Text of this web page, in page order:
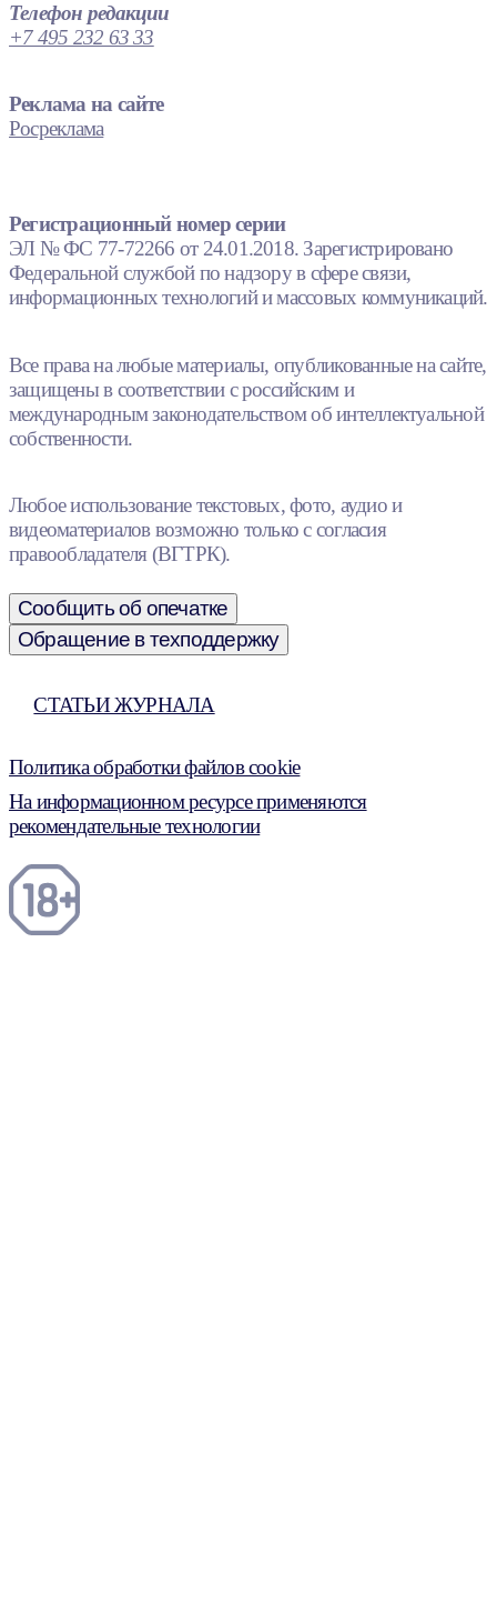
Телефон редакции
+7 495 232 63 33
Реклама на сайте
Росреклама
Регистрационный номер серии
ЭЛ № ФС 77-72266 от 24.01.2018. Зарегистрировано
Федеральной службой по надзору в сфере связи,
информационных технологий и массовых коммуникаций.
Все права на любые материалы, опубликованные на сайте,
защищены в соответствии с российским и
международным законодательством об интеллектуальной
собственности.
Любое использование текстовых, фото, аудио и
видеоматериалов возможно только с согласия
правообладателя (ВГТРК).
Сообщить об опечатке
Обращение в техподдержку
СТАТЬИ ЖУРНАЛА
Политика обработки файлов cookie
На информационном ресурсе применяются
рекомендательные технологии